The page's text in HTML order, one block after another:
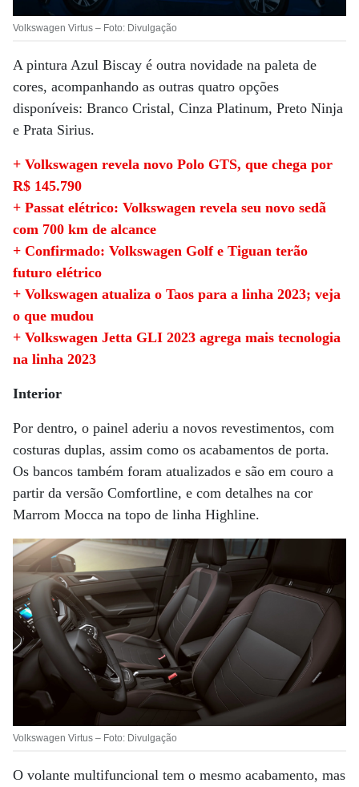
Volkswagen Virtus – Foto: Divulgação
A pintura Azul Biscay é outra novidade na paleta de
cores, acompanhando as outras quatro opções
disponíveis: Branco Cristal, Cinza Platinum, Preto Ninja
e Prata Sirius.
+ Volkswagen revela novo Polo GTS, que chega por
R$ 145.790
+ Passat elétrico: Volkswagen revela seu novo sedã
com 700 km de alcance
+ Confirmado: Volkswagen Golf e Tiguan terão
futuro elétrico
+ Volkswagen atualiza o Taos para a linha 2023; veja
o que mudou
+ Volkswagen Jetta GLI 2023 agrega mais tecnologia
na linha 2023
Interior
Por dentro, o painel aderiu a novos revestimentos, com
costuras duplas, assim como os acabamentos de porta.
Os bancos também foram atualizados e são em couro a
partir da versão Comfortline, e com detalhes na cor
Marrom Mocca na topo de linha Highline.
Volkswagen Virtus – Foto: Divulgação
O volante multifuncional tem o mesmo acabamento, mas